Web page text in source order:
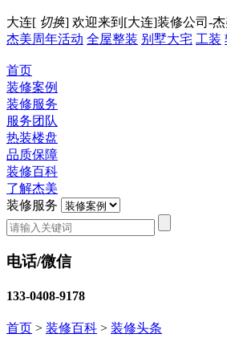
大连[ 切换] 欢迎来到[大连]装修公司-
杰美周年活动 全屋整装 别墅大宅 工装
首页
装修案例
装修服务
服务团队
热装楼盘
品质保障
装修百科
了解杰美
装修服务
电话/微信
133-0408-9178
首页 > 装修百科 > 装修头条